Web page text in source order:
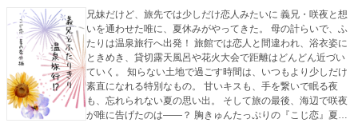
兄妹だけど、旅先では少しだけ恋人みたいに 義兄・咲夜と想
いを通わせた唯に、夏休みがやってきた。 母の計らいで、ふ
たりは温泉旅行へ出発！ 旅館では恋人と間違われ、浴衣姿に
ときめき、貸切露天風呂や花火大会で距離はどんどん近づい
ていく。 知らない土地で過ごす時間は、いつもより少しだけ
素直になれる特別なもの。 甘いキスも、手を繋いで眠る夜
も、忘れられない夏の思い出。 そして旅の最後、海辺で咲夜
が唯に告げたのは――？ 胸きゅんたっぷりの『こじ恋』夏の